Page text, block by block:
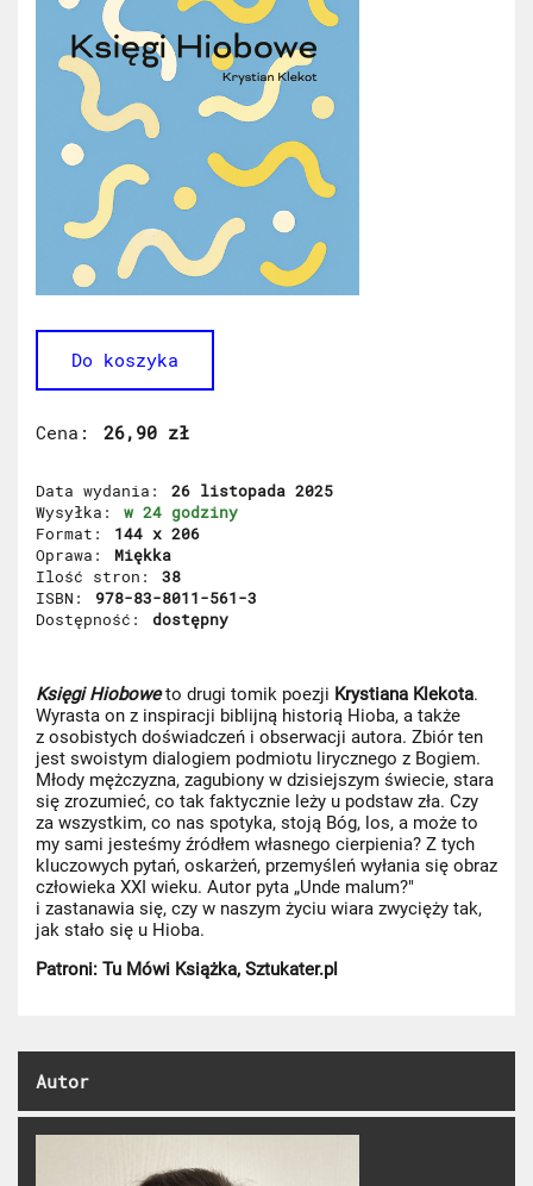
Do koszyka
Cena 26,90 zł
Data wydania
26 listopada 2025
Wysyłka
w 24 godziny
Format
144 x 206
Oprawa
Miękka
Ilość stron
38
ISBN
978-83-8011-561-3
Dostępność
dostępny
Księgi Hioboweto drugi tomik poezji Krystiana Klekota.
Wyrasta on z inspiracji biblijną historią Hioba, a także
z osobistych doświadczeń i obserwacji autora. Zbiór ten
jest swoistym dialogiem podmiotu lirycznego z Bogiem.
Młody mężczyzna, zagubiony w dzisiejszym świecie, stara
się zrozumieć, co tak faktycznie leży u podstaw zła. Czy
za wszystkim, co nas spotyka, stoją Bóg, los, a może to
my sami jesteśmy źródłem własnego cierpienia? Z tych
kluczowych pytań, oskarżeń, przemyśleń wyłania się obraz
człowieka XXI wieku. Autor pyta „Unde malum?"
i zastanawia się, czy w naszym życiu wiara zwycięży tak,
jak stało się u Hioba.
Patroni: Tu Mówi Książka, Sztukater.pl
Autor